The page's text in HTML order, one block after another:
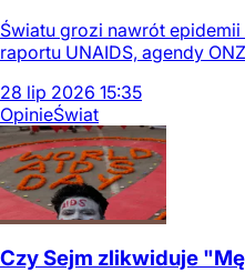
Światu grozi nawrót
raportu UNAIDS, agendy
28 lip 2026 15:35
OpinieŚwiat
Czy Sejm zlikwiduje